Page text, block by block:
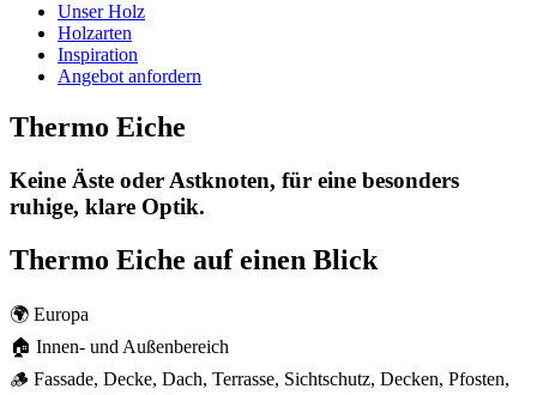
Unser Holz
Holzarten
Inspiration
Angebot anfordern
Thermo Eiche
Keine Äste oder Astknoten, für eine besonders
ruhige, klare Optik.
Thermo Eiche auf einen Blick
🌍 Europa
🏠 Innen- und Außenbereich
🪵 Fassade, Decke, Dach, Terrasse, Sichtschutz, Decken, Pfosten,